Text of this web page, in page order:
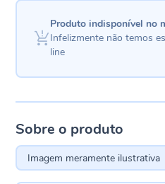
Produto indisponível no
Infelizmente não temos
line
Sobre o produto
Imagem meramente ilustrativa